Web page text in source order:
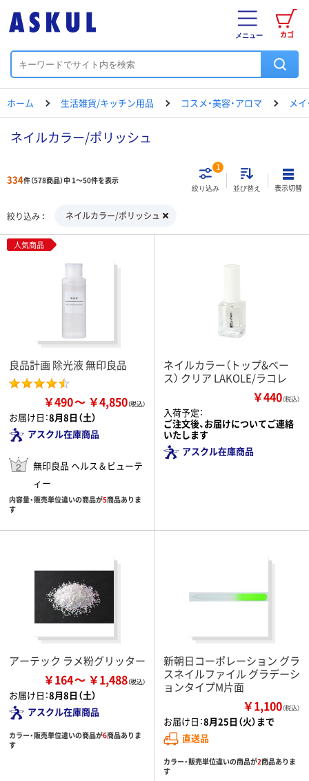
カゴ
メニュー
ホーム 生活雑貨/キッチン用品 コスメ・美容・アロマ メ
ネイルカラー/ポリッシュ
334件（578商品）中 1～50件を表示
絞り込み
1
並び替え 表示切替
絞り込み ネイルカラー/ポリッシュ
人気商品
良品計画 除光液 無印良品
￥490 ￥4,850
お届け日：8月8日（土）
アスクル在庫商品
無印良品 ヘルス＆ビューテ
ィー
内容量・販売単位違いの商品が5商品ありま
す
ネイルカラー（トップ&ベー
ス） クリア LAKOLE/ラコレ
￥440（税込）
入荷予定：
ご注文後、お届けについてご連絡
いたします
アスクル在庫商品
アーテック ラメ粉グリッター
￥164 ￥1,488
お届け日：8月8日（土）
アスクル在庫商品
カラー・販売単位違いの商品が6商品ありま
す
新朝日コーポレーション グラ
スネイルファイル グラデーシ
ョンタイプM片面
￥1,100（税込）
お届け日：8月25日（火）まで
直送品
カラー・販売単位違いの商品が2商品ありま
す